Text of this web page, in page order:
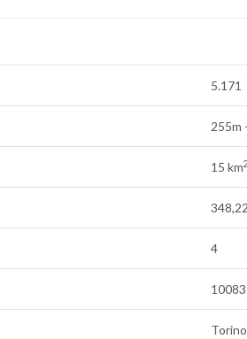
5.171
255m
15 km2
4
10083
Torino